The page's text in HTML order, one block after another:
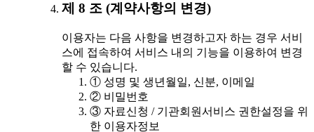
제 8 조 (계약사항의 변경)
이용자는 다음 사항을 변경하고자 하는 경우 서비
스에 접속하여 서비스 내의 기능을 이용하여 변경
할 수 있습니다.
① 성명 및 생년월일, 신분, 이메일
② 비밀번호
③ 자료신청 / 기관회원서비스 권한설정을 위
한 이용자정보